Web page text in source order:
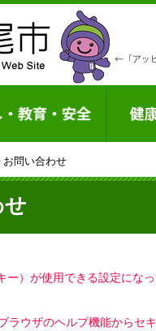
お問い合わせ
せ
ー）が使用できる設定にな
ラウザのヘルプ機能からセ